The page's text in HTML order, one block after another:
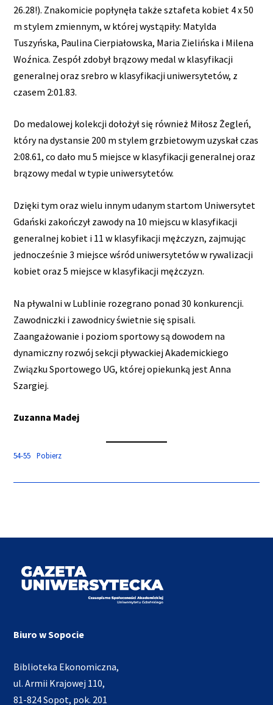
26.28!). Znakomicie popłynęła także sztafeta kobiet 4 x 50
m stylem zmiennym, w której wystąpiły: Matylda
Tuszyńska, Paulina Cierpiałowska, Maria Zielińska i Milena
Woźnica. Zespół zdobył brązowy medal w klasyfikacji
generalnej oraz srebro w klasyfikacji uniwersytetów, z
czasem 2:01.83.
Do medalowej kolekcji dołożył się również Miłosz Żegleń,
który na dystansie 200 m stylem grzbietowym uzyskał czas
2:08.61, co dało mu 5 miejsce w klasyfikacji generalnej oraz
brązowy medal w typie uniwersytetów.
Dzięki tym oraz wielu innym udanym startom Uniwersytet
Gdański zakończył zawody na 10 miejscu w klasyfikacji
generalnej kobiet i 11 w klasyfikacji mężczyzn, zajmując
jednocześnie 3 miejsce wśród uniwersytetów w rywalizacji
kobiet oraz 5 miejsce w klasyfikacji mężczyzn.
Na pływalni w Lublinie rozegrano ponad 30 konkurencji.
Zawodniczki i zawodnicy świetnie się spisali.
Zaangażowanie i poziom sportowy są dowodem na
dynamiczny rozwój sekcji pływackiej Akademickiego
Związku Sportowego UG, której opiekunką jest Anna
Szargiej.
Zuzanna Madej
54-55 Pobierz
Biuro w Sopocie
Biblioteka Ekonomiczna,
ul. Armii Krajowej 110,
81-824 Sopot, pok. 201